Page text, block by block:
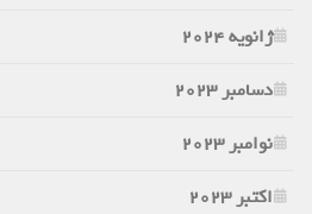
ژانویه 2024
دسامبر 2023
نوامبر 2023
اکتبر 2023